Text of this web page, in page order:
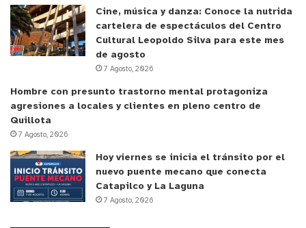
Cine, música y danza: Conoce la nutrida
cartelera de espectáculos del Centro
Cultural Leopoldo Silva para este mes
de agosto
7 Agosto, 2026
Hombre con presunto trastorno mental protagoniza
agresiones a locales y clientes en pleno centro de
Quillota
7 Agosto, 2026
Hoy viernes se inicia el tránsito por el
nuevo puente mecano que conecta
Catapilco y La Laguna
7 Agosto, 2026